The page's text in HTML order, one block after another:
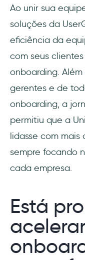
Ao unir sua
soluções da
eficiência da
com seus
onboarding.
gerentes e de
onboarding, a
permitiu que a
lidasse com mais
sempre focando
cada empresa.
Está